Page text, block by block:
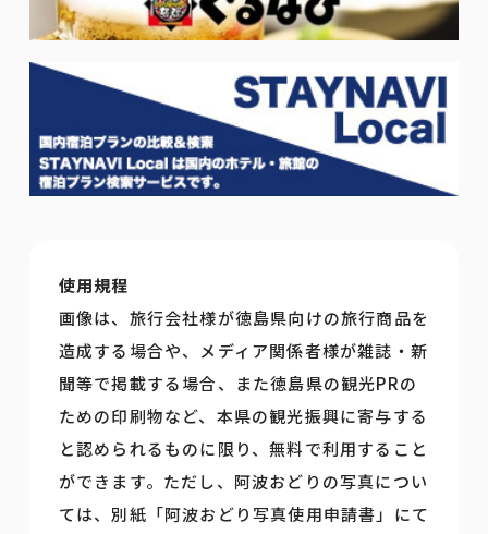
使用規程
画像は、旅行会社様が徳島県向けの旅行商品を
造成する場合や、メディア関係者様が雑誌・新
聞等で掲載する場合、また徳島県の観光PRの
ための印刷物など、本県の観光振興に寄与する
と認められるものに限り、無料で利用すること
ができます。ただし、阿波おどりの写真につい
ては、別紙「阿波おどり写真使用申請書」にて